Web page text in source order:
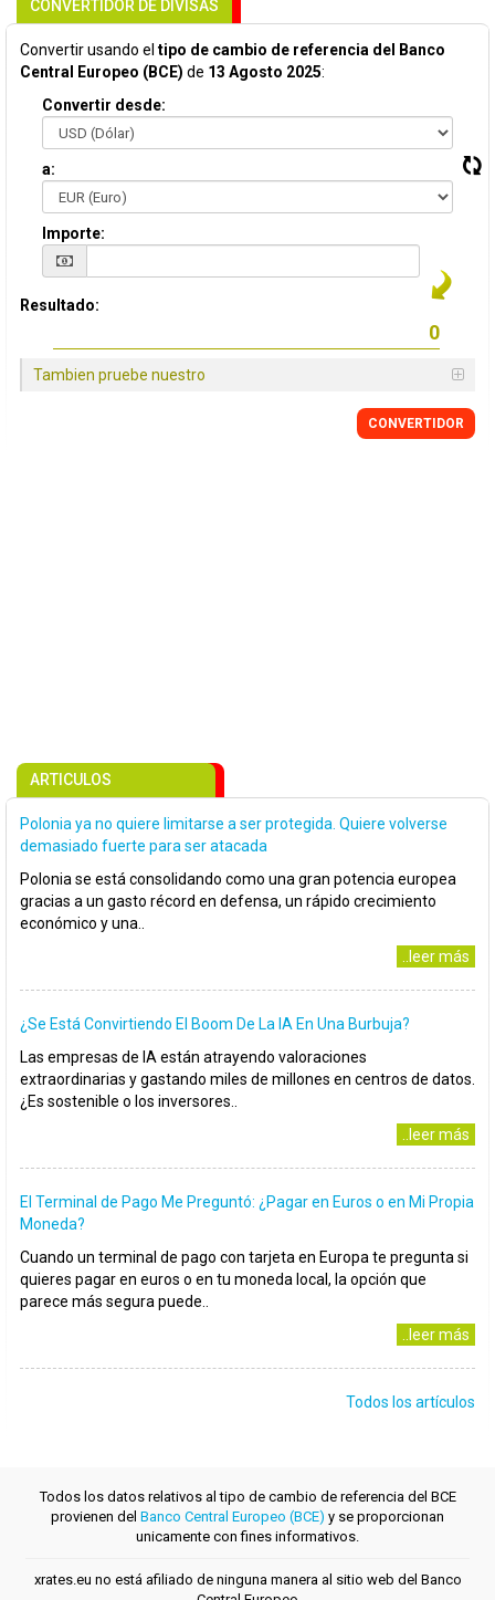
CONVERTIDOR DE DIVISAS
Convertir usando el tipo de cambio de referencia del Banco
Central Europeo (BCE) de 13 Agosto 2025:
Convertir desde:
a:
Importe:
Resultado:
Tambien pruebe nuestro
CONVERTIDOR
ARTICULOS
Polonia ya no quiere limitarse a ser protegida. Quiere volverse
demasiado fuerte para ser atacada
Polonia se está consolidando como una gran potencia europea
gracias a un gasto récord en defensa, un rápido crecimiento
económico y una..
..leer más
¿Se Está Convirtiendo El Boom De La IA En Una Burbuja?
Las empresas de IA están atrayendo valoraciones
extraordinarias y gastando miles de millones en centros de datos.
¿Es sostenible o los inversores..
..leer más
El Terminal de Pago Me Preguntó: ¿Pagar en Euros o en Mi Propia
Moneda?
Cuando un terminal de pago con tarjeta en Europa te pregunta si
quieres pagar en euros o en tu moneda local, la opción que
parece más segura puede..
..leer más
Todos los artículos
Todos los datos relativos al tipo de cambio de referencia del BCE
provienen del Banco Central Europeo (BCE) y se proporcionan
unicamente con fines informativos.
xrates.eu no está afiliado de ninguna manera al sitio web del Banco